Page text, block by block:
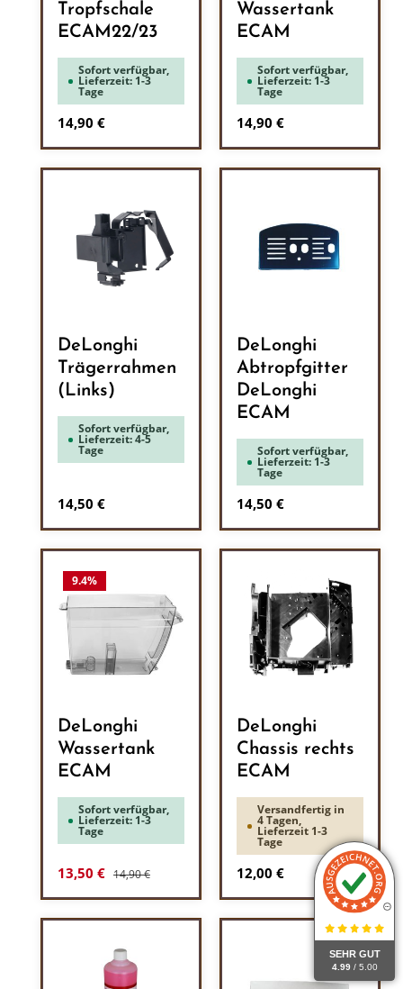
SEHR GUT
4.99 / 5.00
Tropfschale
ECAM22/23
Sofort verfügbar,
Lieferzeit: 1-3
Tage
Regulärer Preis:
14,90 €
Wassertank
ECAM
Sofort verfügbar,
Lieferzeit: 1-3
Tage
Regulärer Preis:
14,90 €
DeLonghi
Trägerrahmen
(Links)
Sofort verfügbar,
Lieferzeit: 4-5
Tage
Regulärer Preis:
14,50 €
DeLonghi
Abtropfgitter
DeLonghi
ECAM
Sofort verfügbar,
Lieferzeit: 1-3
Tage
Regulärer Preis:
14,50 €
9.4%
DeLonghi
Wassertank
ECAM
Sofort verfügbar,
Lieferzeit: 1-3
Tage
Verkaufspreis:
13,50 € Regulärer Preis:
14,90 €
DeLonghi
Chassis rechts
ECAM
Versandfertig in
4 Tagen,
Lieferzeit 1-3
Tage
Regulärer Preis:
12,00 €